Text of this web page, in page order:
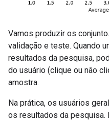
Vamos produzir os
validação e teste. Quando
resultados da pesquisa,
do usuário (clique ou não
amostra.
Na prática, os usuários
os resultados da